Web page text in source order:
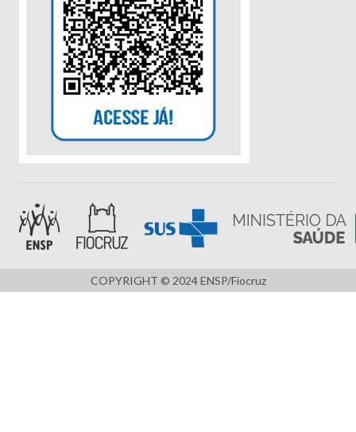
COPYRIGHT © 2024 ENSP/Fiocruz